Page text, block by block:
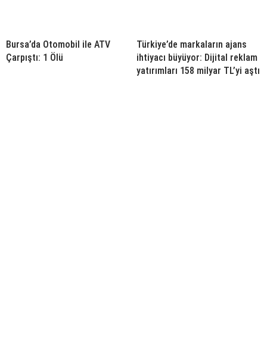
Bursa’da Otomobil ile ATV
Çarpıştı: 1 Ölü
Türkiye’de markaların ajans
ihtiyacı büyüyor: Dijital reklam
yatırımları 158 milyar TL’yi aştı